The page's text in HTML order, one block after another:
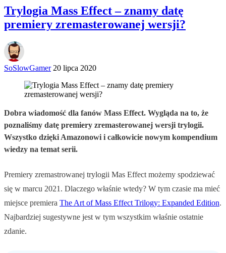
Trylogia Mass Effect – znamy datę
premiery zremasterowanej wersji?
SoSlowGamer 20 lipca 2020
Dobra wiadomość dla fanów Mass Effect. Wygląda na to, że
poznaliśmy datę premiery zremasterowanej wersji trylogii.
Wszystko dzięki Amazonowi i całkowicie nowym kompendium
wiedzy na temat serii.
Premiery zremastrowanej trylogii Mas Effect możemy spodziewać
się w marcu 2021. Dlaczego właśnie wtedy? W tym czasie ma mieć
miejsce premiera The Art of Mass Effect Trilogy: Expanded Edition.
Najbardziej sugestywne jest w tym wszystkim właśnie ostatnie
zdanie.